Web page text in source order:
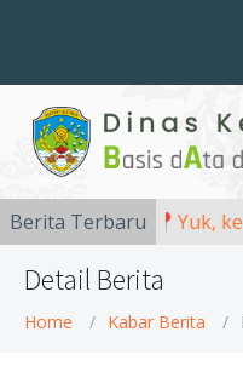
Berita Terbaru📍Yuk, ke
Detail Berita
Home Kabar Berita